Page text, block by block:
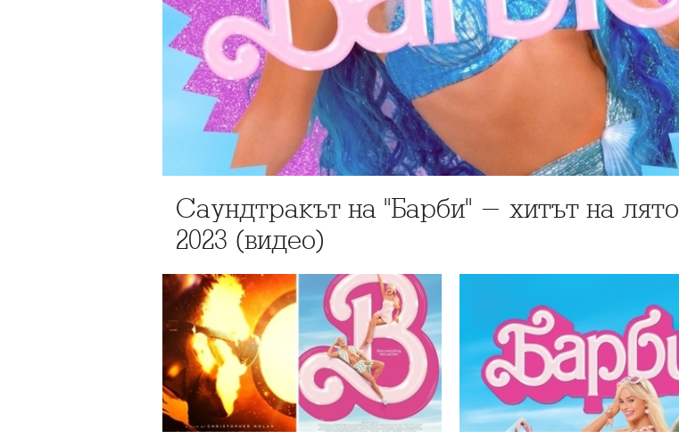
Саундтракът на "Барби" - хитът на лято
2023 (видео)